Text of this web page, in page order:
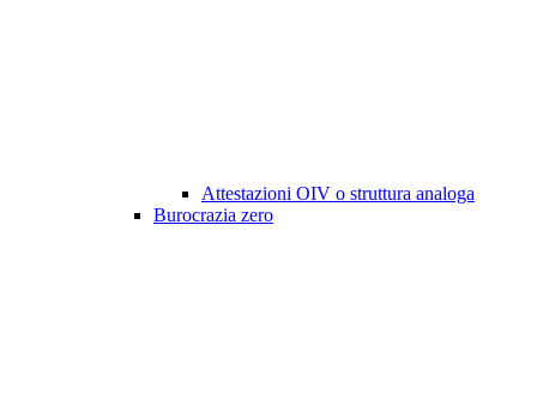
Attestazioni OIV o struttura analoga
Burocrazia zero